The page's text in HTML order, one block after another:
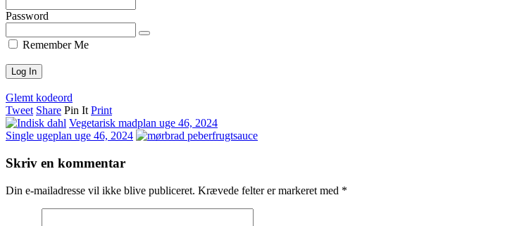
Password
Remember Me
Glemt kodeord
Tweet Share Pin It Print
Vegetarisk madplan uge 46, 2024
Single ugeplan uge 46, 2024
Skriv en kommentar
Din e-mailadresse vil ikke blive publiceret. Krævede felter er markeret med *